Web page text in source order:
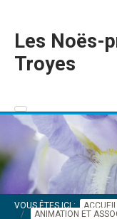
Les Noës-
Troyes
VOUS ÊTES ICI : ACCUEIL
ANIMATION ET